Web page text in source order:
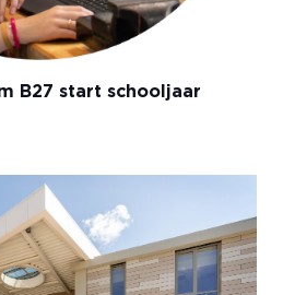
B27 start schooljaar